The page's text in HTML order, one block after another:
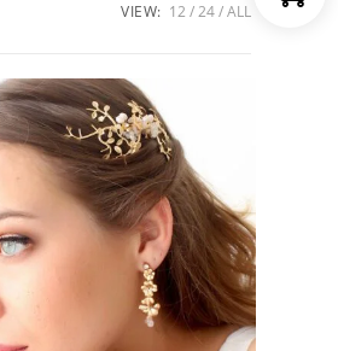
VIEW: 12 24 ALL